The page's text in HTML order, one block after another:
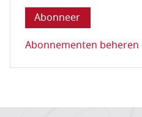
Abonnementen beheren